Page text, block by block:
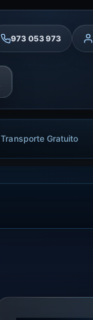
973 053 973
Transporte Gratuito